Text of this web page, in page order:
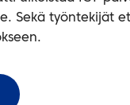
Sekä työntekijät